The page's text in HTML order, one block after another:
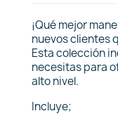
¡Qué mejor
nuevos clientes
Esta colección
necesitas para
alto nivel.
Incluye;